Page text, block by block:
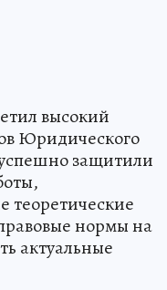
высокий
Юридического
защитили
теоретические
нормы на
актуальные